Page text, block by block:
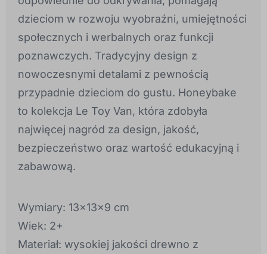
dzieciom w rozwoju wyobraźni, umiejętności
społecznych i werbalnych oraz funkcji
poznawczych. Tradycyjny design z
nowoczesnymi detalami z pewnością
przypadnie dzieciom do gustu. Honeybake
to kolekcja Le Toy Van, która zdobyła
najwięcej nagród za design, jakość,
bezpieczeństwo oraz wartość edukacyjną i
zabawową.
Wymiary: 13x13x9 cm
Wiek: 2+
Materiał: wysokiej jakości drewno z